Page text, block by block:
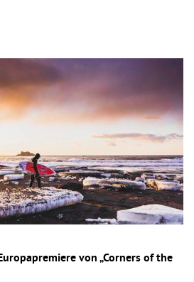
von „Corners of the